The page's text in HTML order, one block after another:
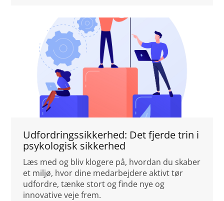
Udfordringssikkerhed: Det fjerde trin i
psykologisk sikkerhed
Læs med og bliv klogere på, hvordan du skaber
et miljø, hvor dine medarbejdere aktivt tør
udfordre, tænke stort og finde nye og
innovative veje frem.